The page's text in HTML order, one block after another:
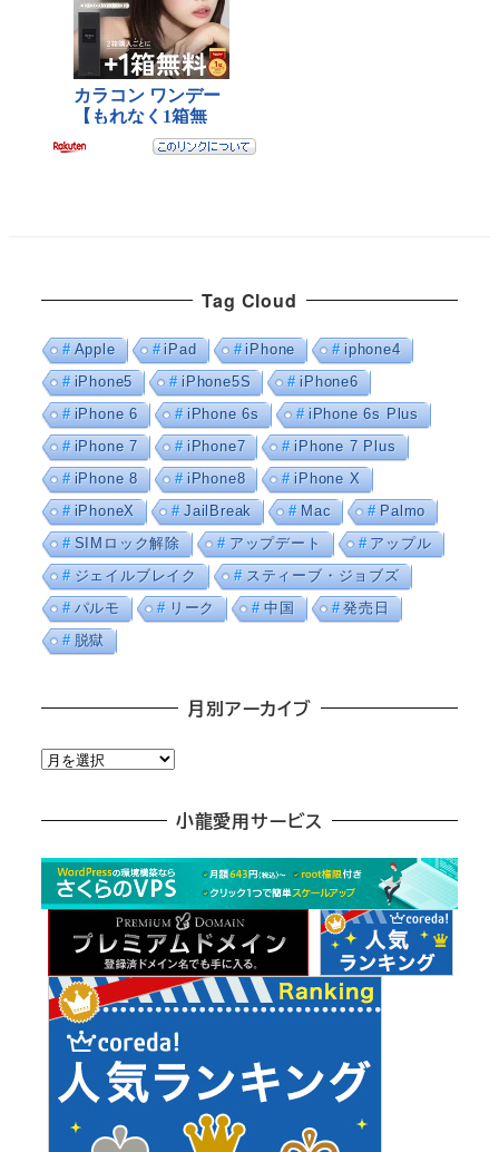
Tag Cloud
Apple iPad iPhone
iphone4
iPhone5
iPhone5S
iPhone6
iPhone 6
iPhone 6s
iPhone 6s Plus
iPhone 7
iPhone7
iPhone 7 Plus
iPhone 8
iPhone8
iPhone X
iPhoneX
JailBreak Mac
Palmo
SIMロック解除
アップデート
アップル
ジェイルブレイク
スティーブ・ジョブズ
パルモ
リーク 中国
発売日
脱獄
月別アーカイブ
月
カ
小龍愛用サービス